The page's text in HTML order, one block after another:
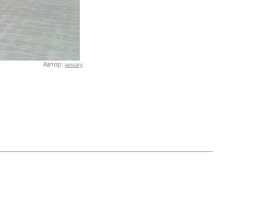
Автор: january